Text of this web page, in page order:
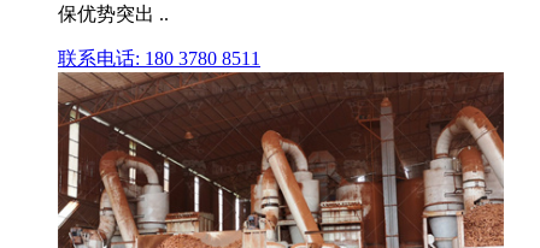
保优势突出 ..
联系电话: 180 3780 8511